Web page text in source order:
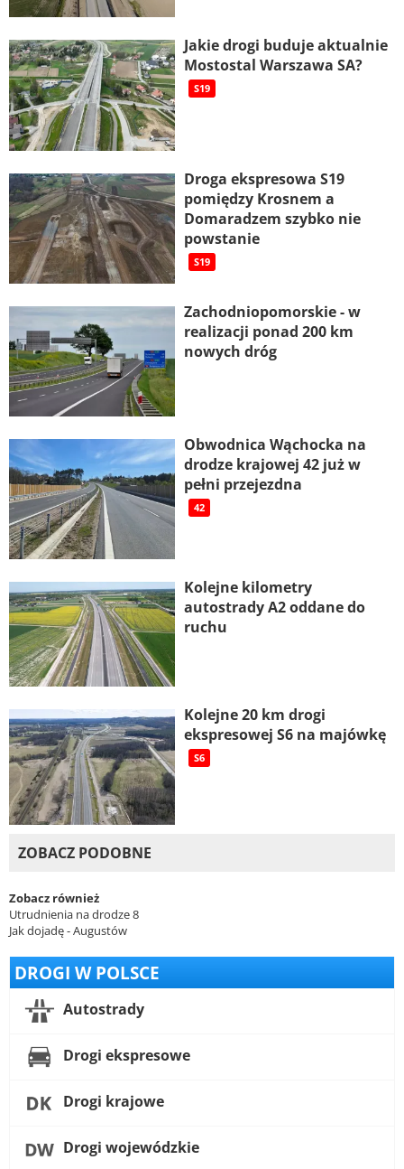
Jakie drogi buduje aktualnie
Mostostal Warszawa SA?
S19
Droga ekspresowa S19
pomiędzy Krosnem a
Domaradzem szybko nie
powstanie
S19
Zachodniopomorskie - w
realizacji ponad 200 km
nowych dróg
Obwodnica Wąchocka na
drodze krajowej 42 już w
pełni przejezdna
42
Kolejne kilometry
autostrady A2 oddane do
ruchu
Kolejne 20 km drogi
ekspresowej S6 na majówkę
S6
ZOBACZ PODOBNE
Zobacz również
Utrudnienia na drodze 8
Jak dojadę - Augustów
DROGI W POLSCE
Autostrady
Drogi ekspresowe
Drogi krajowe
Drogi wojewódzkie